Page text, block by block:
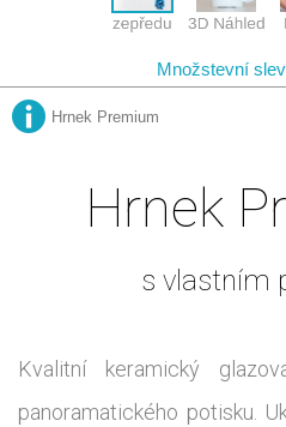
Hrnek
s vlastním
Kvalitní keramický
panoramatického potisku.